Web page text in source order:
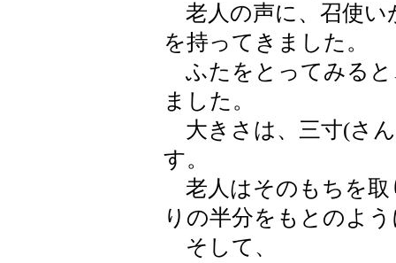
老人の声に、召使い
を持ってきました。
ふたをとってみると
ました。
大きさは、三寸(さ
す。
老人はそのもちを取
りの半分をもとのよ
そして、